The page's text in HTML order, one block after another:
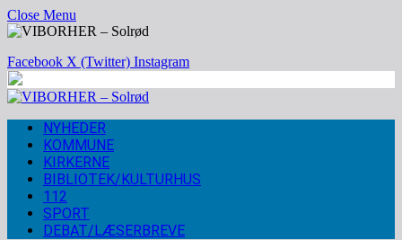
Close Menu
Facebook X (Twitter) Instagram
NYHEDER
KOMMUNE
KIRKERNE
BIBLIOTEK/KULTURHUS
112
SPORT
DEBAT/LÆSERBREVE